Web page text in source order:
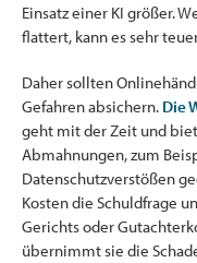
Einsatz einer KI größer.
flattert, kann es sehr
Daher sollten
Gefahren absichern. Die
geht mit der Zeit und
Abmahnungen, zum
Datenschutzverstößen
Kosten die Schuldfrage
Gerichts oder
übernimmt sie die